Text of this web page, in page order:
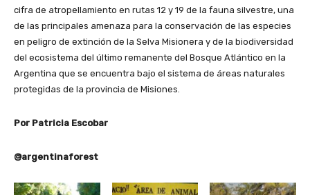
cifra de atropellamiento en rutas 12 y 19 de la fauna silvestre, una
de las principales amenaza para la conservación de las especies
en peligro de extinción de la Selva Misionera y de la biodiversidad
del ecosistema del último remanente del Bosque Atlántico en la
Argentina que se encuentra bajo el sistema de áreas naturales
protegidas de la provincia de Misiones.
Por Patricia Escobar
@argentinaforest